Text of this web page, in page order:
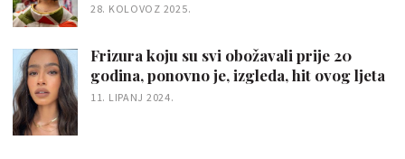
28. KOLOVOZ 2025.
Frizura koju su svi obožavali prije 20
godina, ponovno je, izgleda, hit ovog ljeta
11. LIPANJ 2024.